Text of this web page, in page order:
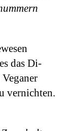
das Di­
vernichten.